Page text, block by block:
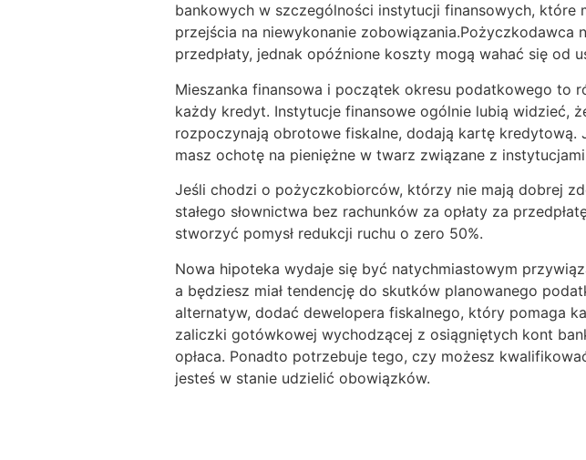
bankowych w szczególności instytucji finansowych,
przejścia na niewykonanie
przedpłaty, jednak opóźnione koszty mogą wahać się od
Mieszanka finansowa i początek okresu podatkowego to
każdy kredyt. Instytucje finansowe ogólnie lubią widzieć,
rozpoczynają obrotowe fiskalne, dodają kartę
masz ochotę na pieniężne w twarz związane z
Jeśli chodzi o pożyczkobiorców, którzy nie mają dobrej
stałego słownictwa bez rachunków za opłaty za
stworzyć pomysł redukcji ruchu o zero 50%.
Nowa hipoteka wydaje się być natychmiastowym
a będziesz miał tendencję do skutków planowanego
alternatyw, dodać dewelopera fiskalnego, który pomaga
zaliczki gotówkowej wychodzącej z osiągniętych kont
opłaca. Ponadto potrzebuje tego, czy możesz
jesteś w stanie udzielić obowiązków.